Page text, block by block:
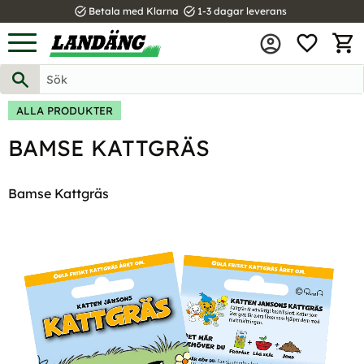
Meny
task_alt Betala med Klarna task_alt 1-3 dagar leverans
ALLA PRODUKTER
BAMSE KATTGRÄS
Bamse Kattgräs